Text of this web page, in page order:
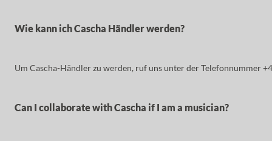
Wie kann ich Cascha Händler werden?
Um Cascha-Händler zu werden, ruf uns unter der Telefonnummer
Can I collaborate with Cascha if I am a musician?